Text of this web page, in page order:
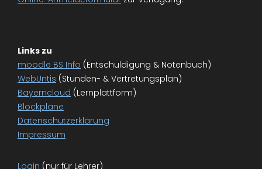
Links zu
moodle BS Info (Entschuldigung & Notenbuch)
WebUntis (Stunden- & Vertretungsplan)
Bayerncloud (Lernplattform)
Blockpläne
Datenschutzerklärung
Impressum
Login (nur für Lehrer)